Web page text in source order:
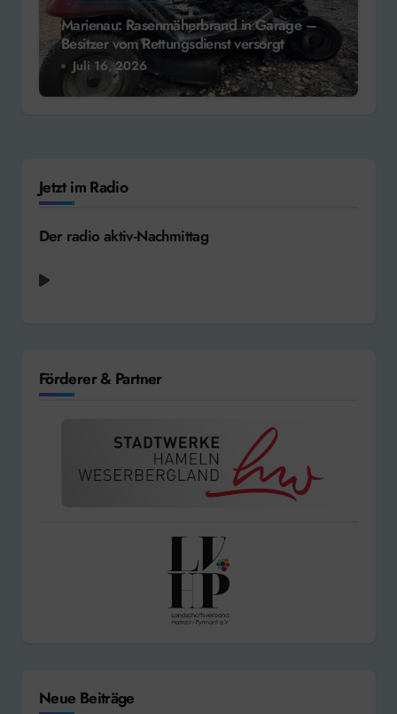
Marienau: Rasenmäherbrand in Garage –
Besitzer vom Rettungsdienst versorgt
Juli 16, 2026
Jetzt im Radio
Der radio aktiv-Nachmittag
Förderer & Partner
Neue Beiträge